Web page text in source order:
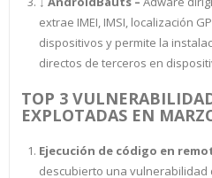
extrae IMEI, IMSI, localización
dispositivos y permite la
directos de terceros en
TOP 3
EXPLOTADAS EN
Ejecución de código en
descubierto una vulnerabilidad